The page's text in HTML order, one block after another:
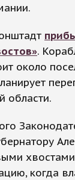
.
около
области.
когда